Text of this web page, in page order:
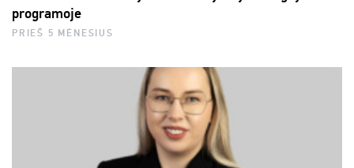
programoje
PRIEŠ 5 MĖNESIUS